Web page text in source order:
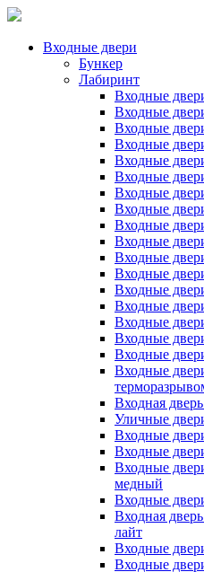
Входные двери
Бункер
Лабиринт
Входные
Входные
Входные
Входные
Входные
Входные
Входные
Входные
Входные
Входные
Входные
Входные
Входные
Входные
Входные
Входные
Входные
Входные
Входная
Уличные
Входные
Входные
Входные
медный
Входные
Входная
лайт
Входные
Входные